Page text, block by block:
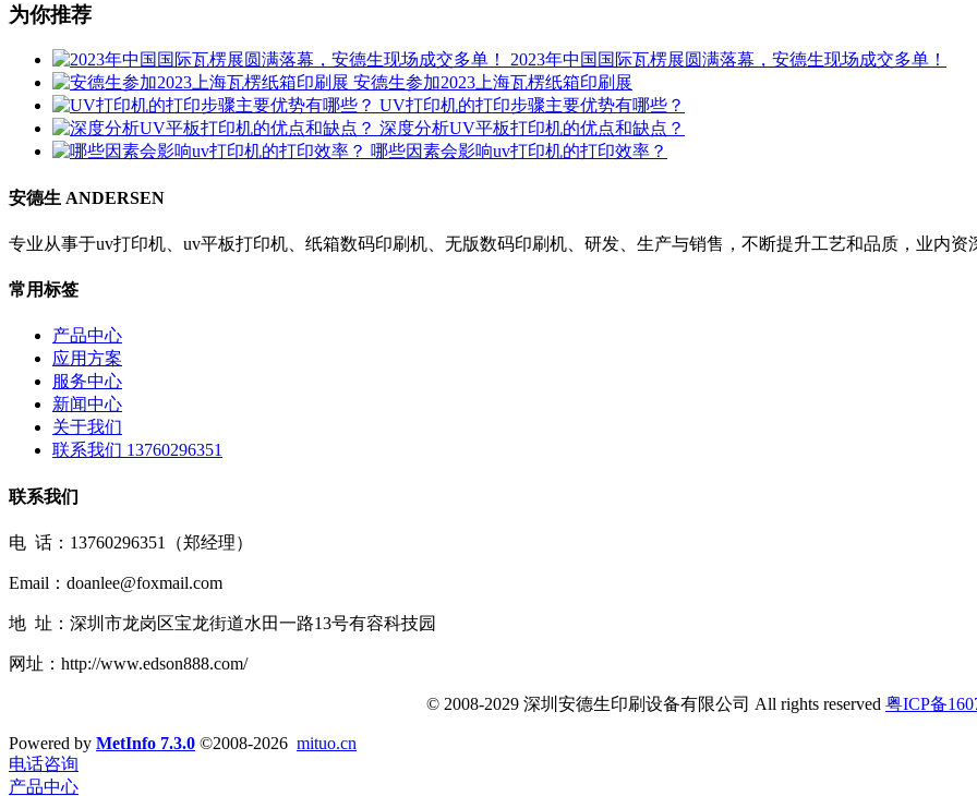
为你推荐
2023年中国国际瓦楞展圆满落幕，安德生现场成交多单！
安德生参加2023上海瓦楞纸箱印刷展
UV打印机的打印步骤主要优势有哪些？
深度分析UV平板打印机的优点和缺点？
哪些因素会影响uv打印机的打印效率？
安德生 ANDERSEN
专业从事于uv打印机、uv平板打印机、纸箱数码印刷机、无版数码印刷机、研发、生产与销售，不断提升工艺和品质，业内资
常用标签
产品中心
应用方案
服务中心
新闻中心
关于我们
联系我们 13760296351
联系我们
电 话：13760296351（郑经理）
Email：doanlee@foxmail.com
地 址：深圳市龙岗区宝龙街道水田一路13号有容科技园
网址：http://www.edson888.com/
© 2008-2029 深圳安德生印刷设备有限公司 All rights reserved 粤ICP备
Powered by MetInfo 7.3.0 ©2008-2026 mituo.cn
电话咨询
产品中心